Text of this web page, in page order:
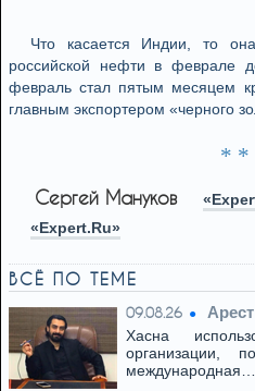
Что касается Индии, то
российской нефти в феврале
февраль стал пятым месяцем
главным экспортером «черного
* *
Сергей Мануков
«Expert.Ru»
ВСЁ ПО ТЕМЕ
09.08.26
Хасна
организации,
международная…